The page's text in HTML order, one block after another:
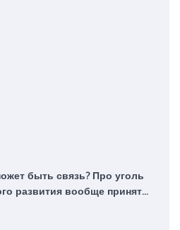
быть связь? Про уголь
развития вообще принято
А между тем уголь в